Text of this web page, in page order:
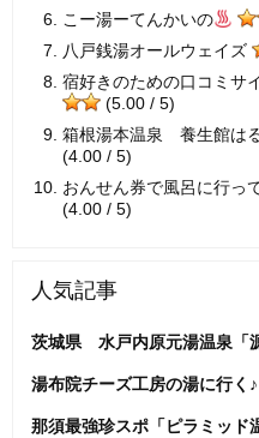
こー湯ーてんかいの
八戸銭湯オールウェイズ
宿好きのための口コミサ
(5.00 / 5)
箱根湯本温泉 養生館は
(4.00 / 5)
おんせん券で風呂に行っ
(4.00 / 5)
人気記事
茨城県 水戸内原元湯温泉「
湯布院チーズ工房の湯に行く♪
那須最強珍スポ「ピラミッド